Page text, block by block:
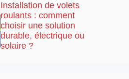
Installation de volets
roulants : comment
choisir une solution
durable, électrique ou
solaire ?